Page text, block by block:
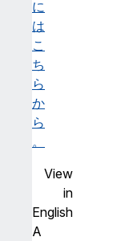
に
は
こ
ち
ら
か
ら
。
View
in
English
A